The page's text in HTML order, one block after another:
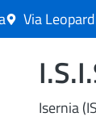
Via
Isernia